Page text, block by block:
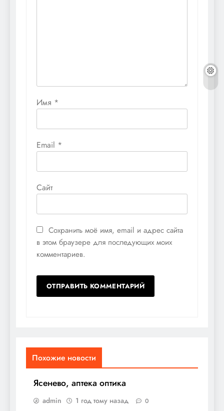
Имя *
Email *
Сайт
Сохранить моё имя, email и адрес сайта
в этом браузере для последующих моих
комментариев.
Похожие новости
Ясенево, аптека оптика
admin 1 год тому назад 0